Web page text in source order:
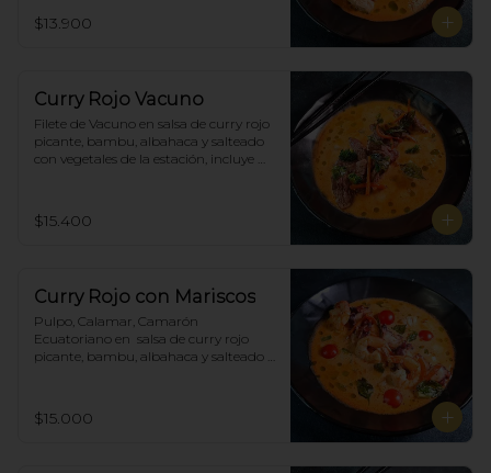
porción de arroz blanco.
$13.900
Curry Rojo Vacuno
Filete de Vacuno en salsa de curry rojo
picante, bambu, albahaca y salteado
con vegetales de la estación, incluye
$15.400
Curry Rojo con Mariscos
Pulpo, Calamar, Camarón
Ecuatoriano en  salsa de curry rojo
picante, bambu, albahaca y salteado
$15.000